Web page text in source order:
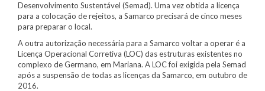
Desenvolvimento Sustentável (Semad). Uma vez obtida a licença
para a colocação de rejeitos, a Samarco precisará de cinco meses
para preparar o local.
A outra autorização necessária para a Samarco voltar a operar é a
Licença Operacional Corretiva (LOC) das estruturas existentes no
complexo de Germano, em Mariana. A LOC foi exigida pela Semad
após a suspensão de todas as licenças da Samarco, em outubro de
2016.